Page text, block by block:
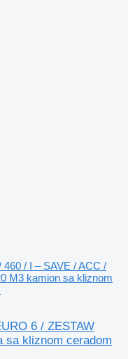
460 / I – SAVE / ACC /
M3 kamion sa kliznom
6 / ZESTAW
sa kliznom ceradom